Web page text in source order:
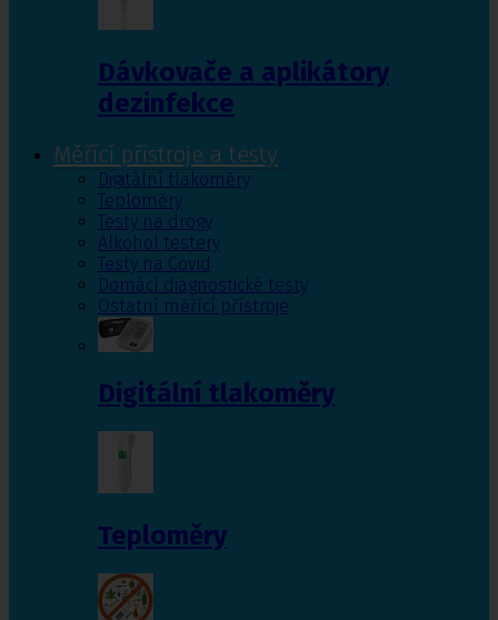
Dávkovače a aplikátory
dezinfekce
Měřící přístroje a testy
Digitální tlakoměry
Teploměry
Testy na drogy
Alkohol testery
Testy na Covid
Domácí diagnostické testy
Ostatní měřící přístroje
Digitální tlakoměry
Teploměry